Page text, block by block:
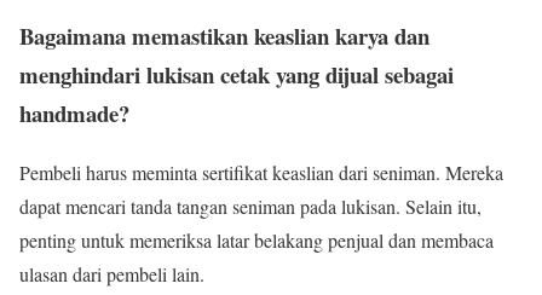
Bagaimana memastikan keaslian karya dan
menghindari lukisan cetak yang dijual sebagai
handmade?
Pembeli harus meminta sertifikat keaslian dari seniman. Mereka
dapat mencari tanda tangan seniman pada lukisan. Selain itu,
penting untuk memeriksa latar belakang penjual dan membaca
ulasan dari pembeli lain.